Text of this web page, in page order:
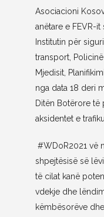
Asociacioni
anëtare e FEVR-
Institutin për
transport,
Mjedisit,
nga data 18 deri
Ditën Botërore të
aksidentet e
#WDoR2021 vë
shpejtësisë së
të cilat kanë
vdekje dhe
këmbësorëve